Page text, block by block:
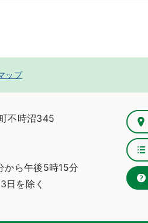
ップ
不時沼345
から午後5時15分
日を除く